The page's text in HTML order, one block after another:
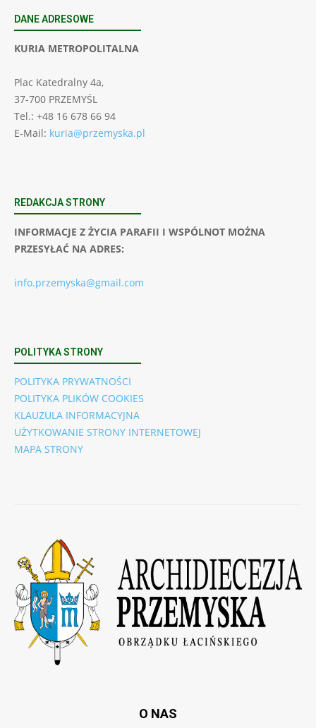
DANE ADRESOWE
KURIA METROPOLITALNA
Plac Katedralny 4a,
37-700 PRZEMYŚL
Tel.: +48 16 678 66 94
E-Mail: kuria@przemyska.pl
REDAKCJA STRONY
INFORMACJE Z ŻYCIA PARAFII I WSPÓLNOT MOŻNA
PRZESYŁAĆ NA ADRES:
info.przemyska@gmail.com
POLITYKA STRONY
POLITYKA PRYWATNOŚCI
POLITYKA PLIKÓW COOKIES
KLAUZULA INFORMACYJNA
UŻYTKOWANIE STRONY INTERNETOWEJ
MAPA STRONY
O NAS